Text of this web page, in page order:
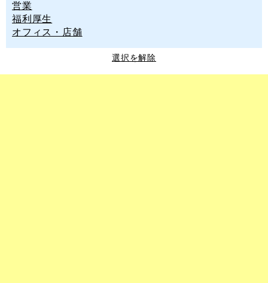
営業
福利厚生
オフィス・店舗
選択を解除